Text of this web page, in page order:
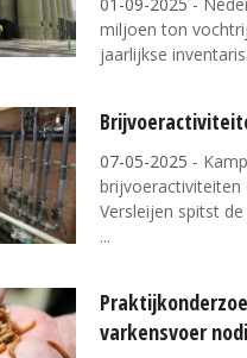
miljoen ton
jaarlijkse
07-05-2025 -
brijvoeractiviteiten
Versleijen spitst
varkensvoer